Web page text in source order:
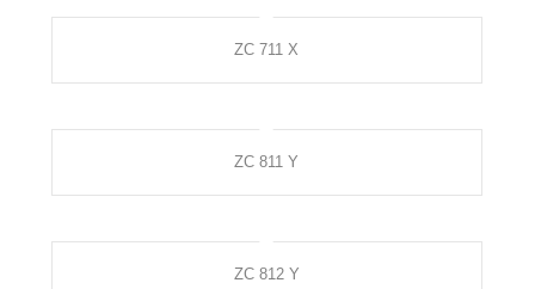
ZC 711 X
ZC 811 Y
ZC 812 Y